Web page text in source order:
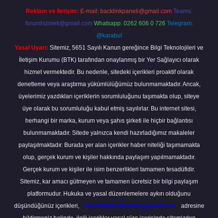
Reklam ve İletişim: E-mail: backlinkpaneli@gmail.com Teams:
forumhizmeti@gmail.com Whatsapp: 0262 606 0 726 Telegram:
@karabul
Yasal Uyarı: Sitemiz, 5651 Sayılı Kanun gereğince Bilgi Teknolojileri ve
İletişim Kurumu (BTK) tarafından onaylanmış bir Yer Sağlayıcı olarak
hizmet vermektedir. Bu nedenle, sitedeki içerikleri proaktif olarak
denetleme veya araştırma yükümlülüğümüz bulunmamaktadır. Ancak,
üyelerimiz yazdıkları içeriklerin sorumluluğunu taşımakta olup, siteye
üye olarak bu sorumluluğu kabul etmiş sayılırlar. Bu internet sitesi,
herhangi bir marka, kurum veya şahıs şirketi ile hiçbir bağlantısı
bulunmamaktadır. Sitede yalnızca kendi hazırladığımız makaleler
paylaşılmaktadır. Burada yer alan içerikler haber niteliği taşımamakta
olup, gerçek kurum ve kişiler hakkında paylaşım yapılmamaktadır.
Gerçek kurum ve kişiler ile isim benzerlikleri tamamen tesadüfidir.
Sitemiz, kar amacı gütmeyen ve tamamen ücretsiz bir bilgi paylaşım
platformudur. Hukuka ve yasal düzenlemelere aykırı olduğunu
düşündüğünüz içerikleri,
backlinkpanelicomtr@gmail.com
adresine